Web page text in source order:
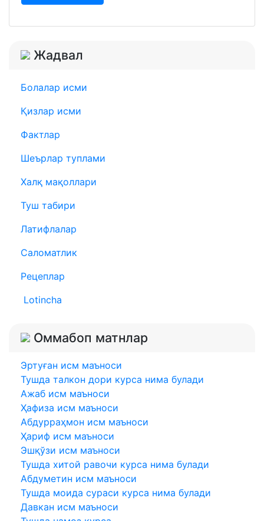
Жадвал
Болалар исми
Қизлар исми
Фактлар
Шеърлар туплами
Халқ мақоллари
Туш табири
Латифлалар
Саломатлик
Рецеплар
Lotincha
Оммабоп матнлар
Эртуған исм маъноси
Тушда талкон дори курса нима булади
Ажаб исм маъноси
Ҳафиза исм маъноси
Абдурраҳмон исм маъноси
Ҳариф исм маъноси
Эшқўзи исм маъноси
Тушда хитой равочи курса нима булади
Абдуметин исм маъноси
Тушда моида сураси курса нима булади
Давкан исм маъноси